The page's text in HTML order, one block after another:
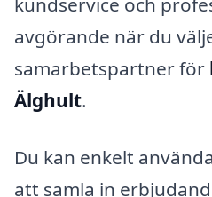
avgörande när du
samarbetspartner för
Älghult.
Du kan enkelt
att samla in